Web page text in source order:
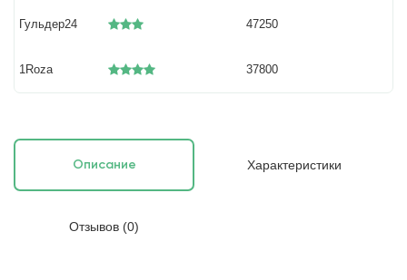
Гульдер24 47250
1Roza 37800
Описание Характеристики
Отзывов (0)